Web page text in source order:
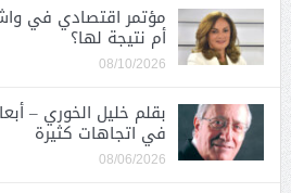
مؤتمر اقتصادي في
أم نتيجة لها؟
08/10/2026
بقلم خليل الخوري –
في اتجاهات كثيرة
08/06/2026